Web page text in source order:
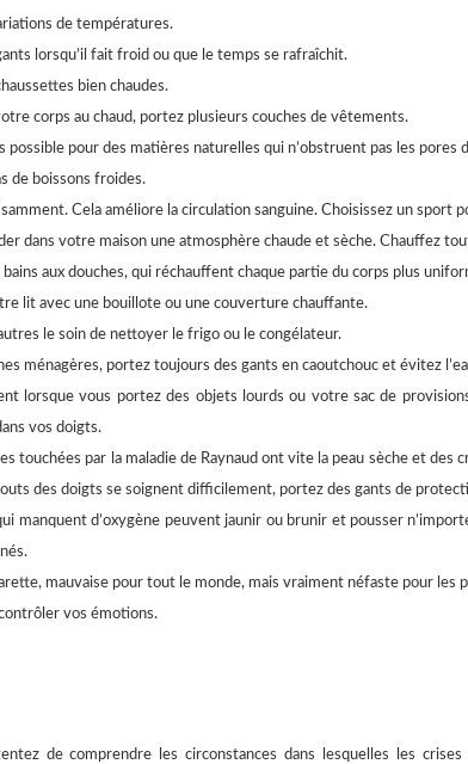
de températures.
lorsqu’il fait froid ou que le temps se rafraîchit.
bien chaudes.
corps au chaud, portez plusieurs couches de vêtements.
possible pour des matières naturelles qui n’obstruent pas les pores
de boissons froides.
Cela améliore la circulation sanguine. Choisissez un sport
dans votre maison une atmosphère chaude et sèche. Chauffez
bains aux douches, qui réchauffent chaque partie du corps plus
lit avec une bouillote ou une couverture chauffante.
le soin de nettoyer le frigo ou le congélateur.
ménagères, portez toujours des gants en caoutchouc et évitez
lorsque vous portez des objets lourds ou votre sac de
vos doigts.
touchées par la maladie de Raynaud ont vite la peau sèche et des
des doigts se soignent difficilement, portez des gants de
manquent d’oxygène peuvent jaunir ou brunir et pousser
mauvaise pour tout le monde, mais vraiment néfaste pour les
vos émotions.
tentez de comprendre les circonstances dans lesquelles les